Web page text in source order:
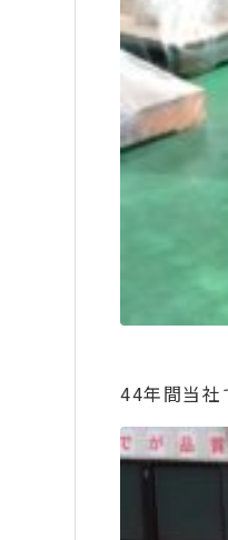
44年間当社